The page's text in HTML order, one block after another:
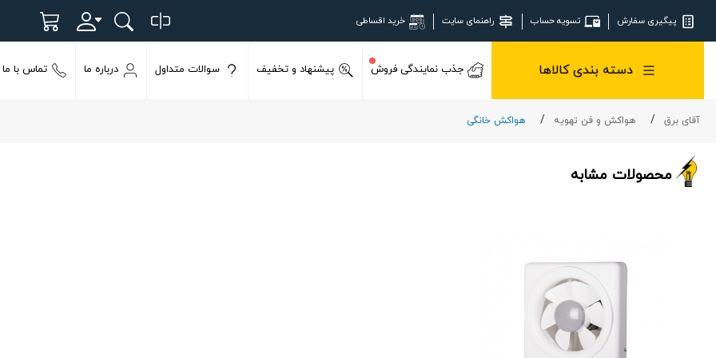
پیگیری سفارش تسویه حساب راهنمای سایت خرید اقساطی
دسته بندی کالاها جذب نمایندگی فروش پیشنهاد و تخفیف سوالات متداول درباره ما تماس با ما
آقای برق هواکش و فن تهویه هواکش خانگی
محصولات مشابه